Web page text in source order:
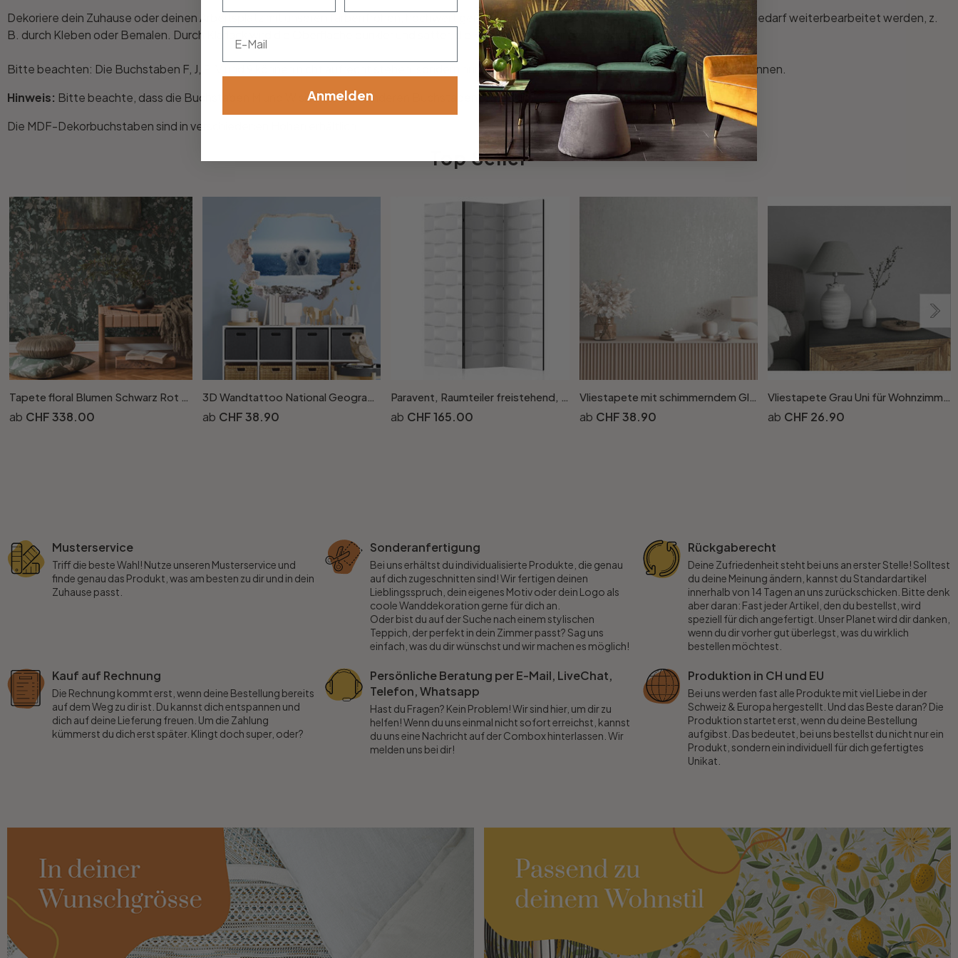
Dekoriere dein Zuhause oder deinen Arbeitsplatz mit unseren farbenfrohen, hochwertigen Dekobuchstaben aus MDF. Das Material kann nach Bedarf weiterbearbeitet werden, z.
B. durch Kleben oder Bemalen. Durch Klarlack wird die Oberfläche dunkler und satter, die Holzfaserstruktur bleibt jedoch erhalten.
Bitte beachten: Die Buchstaben F, J, P, V und 9 können nicht aufrecht stehen, sondern nur an eine Wand gelehnt oder an ihr montiert werden können.
Hinweis: Bitte beachte, dass die Buchstaben M und W sich von den anderen Buchstaben unterscheiden und etwas breiter sind.
Die MDF-Dekorbuchstaben sind in verschiedenen Höhen erhältlich.
Top Seller
Tapete floral Blumen Schwarz Rot Vintage Blumentapete Wohnzimmer Vliestapete
CHF 338.00
3D Wandtattoo National Geographic Frecher Eisbär
CHF 38.90
Paravent, Raumteiler freistehend, Trennwand - Weisse Weide
CHF 165.00
Vliestapete mit schimmerndem Glanz grau, beige Betonoptik
CHF 38.90
Vliestapete Grau Uni für Wohnzimmer Schlafzimmer Küche marburg Tapete
CHF 26.90
Musterservice
Triff die beste Wahl! Nutze unseren Musterservice und
finde genau das Produkt, was am besten zu dir und in dein
Zuhause passt.
Sonderanfertigung
Bei uns erhältst du individualisierte Produkte, die genau
auf dich zugeschnitten sind! Wir fertigen deinen
Lieblingsspruch, dein eigenes Motiv oder dein Logo als
coole Wanddekoration gerne für dich an.
Oder bist du auf der Suche nach einem stylischen
Teppich, der perfekt in dein Zimmer passt? Sag uns
einfach, was du dir wünschst und wir machen es möglich!
Rückgaberecht
Deine Zufriedenheit steht bei uns an erster Stelle! Solltest
du deine Meinung ändern, kannst du Standardartikel
innerhalb von 14 Tagen an uns zurückschicken. Bitte denk
aber daran: Fast jeder Artikel, den du bestellst, wird
speziell für dich angefertigt. Unser Planet wird dir danken,
wenn du dir vorher gut überlegst, was du wirklich
bestellen möchtest.
Kauf auf Rechnung
Die Rechnung kommt erst, wenn deine Bestellung bereits
auf dem Weg zu dir ist. Du kannst dich entspannen und
dich auf deine Lieferung freuen. Um die Zahlung
kümmerst du dich erst später. Klingt doch super, oder?
Persönliche Beratung per E-Mail, LiveChat,
Telefon, Whatsapp
Hast du Fragen? Kein Problem! Wir sind hier, um dir zu
helfen! Wenn du uns einmal nicht sofort erreichst, kannst
du uns eine Nachricht auf der Combox hinterlassen. Wir
melden uns bei dir!
Produktion in CH und EU
Bei uns werden fast alle Produkte mit viel Liebe in der
Schweiz & Europa hergestellt. Und das Beste daran? Die
Produktion startet erst, wenn du deine Bestellung
aufgibst. Das bedeutet, bei uns bestellst du nicht nur ein
Produkt, sondern ein individuell für dich gefertigtes
Unikat.
Anmelden